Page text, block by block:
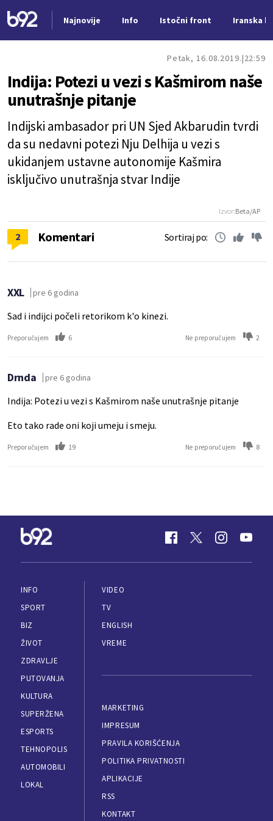
Najnovije Info Istočni front Iranska
Petak, 16.08.2019. 22:59
Indija: Potezi u vezi s Kašmirom naše
unutrašnje pitanje
Indijski ambasador pri UN Sjed Akbarudin tvrdi
da su nedavni potezi Nju Delhija u vezi s
ukidanjem ustavne autonomije Kašmira
isključivo unutrašnja stvar Indije
Izvor:Beta/AP
2 Komentari Sortiraj po:
XXL pre 6 godina
Sad i indijci počeli retorikom k'o kinezi.
Preporučujem 6 Ne preporučujem 2
Drnda pre 6 godina
Indija: Potezi u vezi s Kašmirom naše unutrašnje pitanje
Eto tako rade oni koji umeju i smeju.
Preporučujem 19 Ne preporučujem 8
INFO
SPORT
BIZ
ŽIVOT
ZDRAVLJE
PUTOVANJA
KULTURA
SUPERŽENA
ESPORTS
TEHNOPOLIS
AUTOMOBILI
LOKAL
VIDEO
TV
ENGLISH
VREME
MARKETING
IMPRESUM
PRAVILA KORIŠĆENJA
POLITIKA PRIVATNOSTI
APLIKACIJE
RSS
KONTAKT